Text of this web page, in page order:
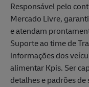
Responsável pelo
Mercado Livre,
e atendam
Suporte ao time de
informações dos
alimentar Kpis. Ser
detalhes e padrões